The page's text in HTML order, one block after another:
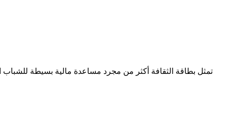
تمثل بطاقة الثقافة أكثر من مجرد مساعدة مالية بسيطة